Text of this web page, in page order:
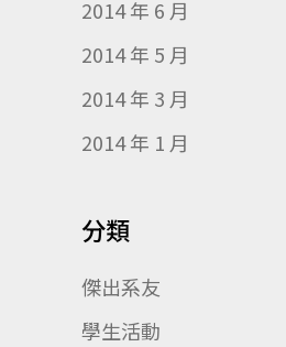
2014 年 6 月
2014 年 5 月
2014 年 3 月
2014 年 1 月
分類
傑出系友
學生活動